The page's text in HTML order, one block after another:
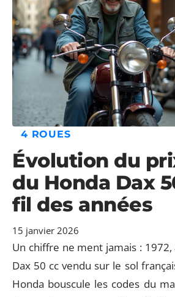
4 ROUES
Évolution du
du Honda Dax
fil des années
15 janvier 2026
Un chiffre ne ment jamais :
Dax 50 cc vendu sur le sol
Honda bouscule les codes du